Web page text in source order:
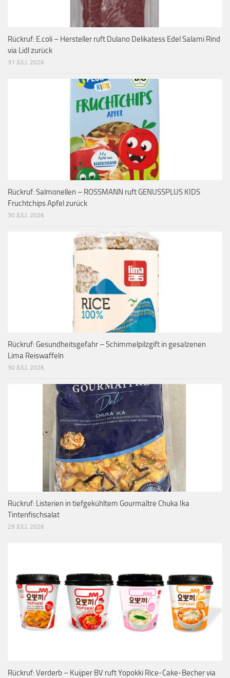
Rückruf: E.coli – Hersteller ruft Dulano Delikatess Edel Salami Rind
via Lidl zurück
31 JULI, 2026
Rückruf: Salmonellen – ROSSMANN ruft GENUSSPLUS KIDS
Fruchtchips Apfel zurück
30 JULI, 2026
Rückruf: Gesundheitsgefahr – Schimmelpilzgift in gesalzenen
Lima Reiswaffeln
30 JULI, 2026
Rückruf: Listerien in tiefgekühltem Gourmaître Chuka Ika
Tintenfischsalat
29 JULI, 2026
Rückruf: Verderb – Kuijper BV ruft Yopokki Rice-Cake-Becher via